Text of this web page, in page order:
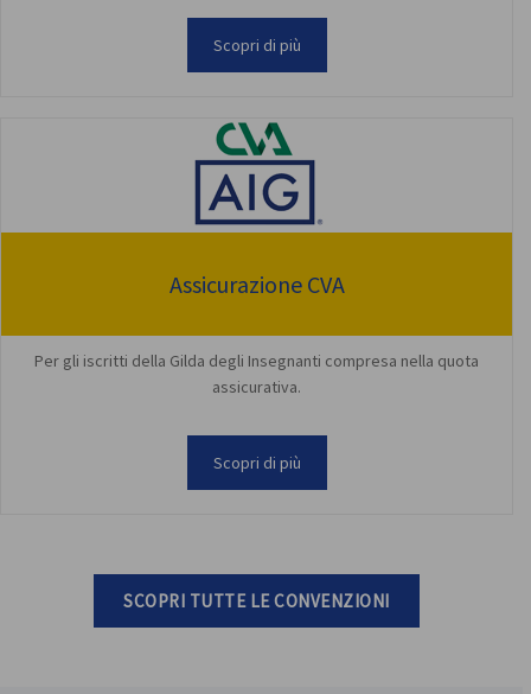
Scopri di più
Assicurazione CVA
Per gli iscritti della Gilda degli Insegnanti compresa nella quota
assicurativa.
Scopri di più
SCOPRI TUTTE LE CONVENZIONI